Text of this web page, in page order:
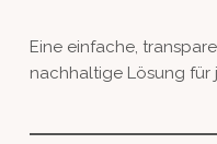
Eine einfache,
nachhaltige Lösung für